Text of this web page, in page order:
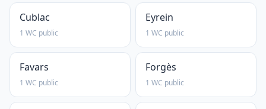
Cublac
1 WC public
Eyrein
1 WC public
Favars
1 WC public
Forgès
1 WC public